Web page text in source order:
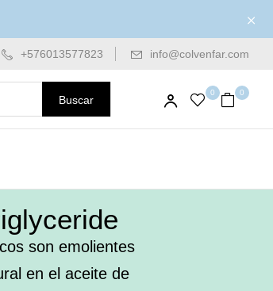
+576013577823 info@colvenfar.com
Buscar
0 0
son emolientes
en el aceite de